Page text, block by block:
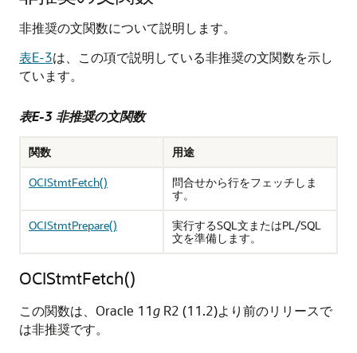
非推奨の文関数について説明します。
表E-3は、この項で説明している非推奨の文関数を示し
ています。
表E-3 非推奨の文関数
関数
用途
OCIStmtFetch()
問合せから行をフェッチしま
す。
OCIStmtPrepare()
実行するSQL文またはPL/SQL
文を準備します。
OCIStmtFetch()
この関数は、Oracle 11g R2 (11.2)より前のリリースで
は非推奨です。